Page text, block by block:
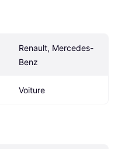
Renault, Mercedes-
Benz
Voiture